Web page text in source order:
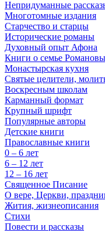
Непридуманные
Многотомные издания
Старчество и старцы
Исторические романы
Духовный опыт Афона
Книги о семье
Монастырская кухня
Святые целители,
Воскресным школам
Карманный формат
Крупный шрифт
Популярные авторы
Детские книги
Православные книги
0 – 6 лет
6 – 12 лет
12 – 16 лет
Священное Писание
О вере, Церкви,
Жития, жизнеописания
Стихи
Повести и рассказы